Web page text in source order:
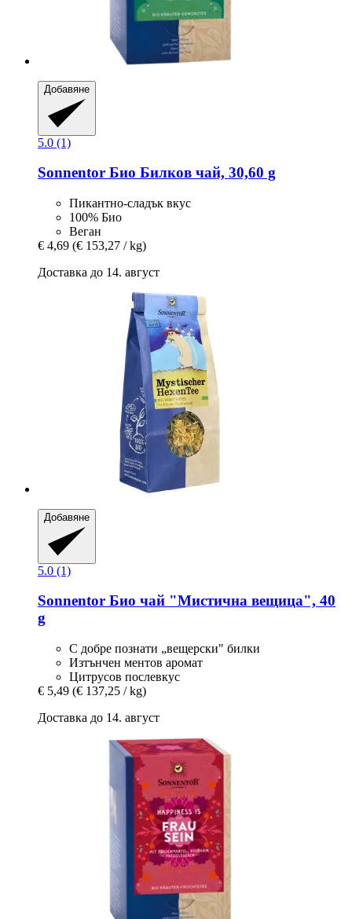
Добавяне
5.0 (1)
Sonnentor Био Билков чай, 30,60 g
Пикантно-сладък вкус
100% Био
Веган
€ 4,69 (€ 153,27 / kg)
Доставка до 14. август
Добавяне
5.0 (1)
Sonnentor Био чай "Мистична вещица", 40
g
С добре познати „вещерски" билки
Изтънчен ментов аромат
Цитрусов послевкус
€ 5,49 (€ 137,25 / kg)
Доставка до 14. август